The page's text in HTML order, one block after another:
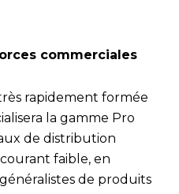
commerciales
rapidement formée
la gamme Pro
de distribution
faible, en
de produits